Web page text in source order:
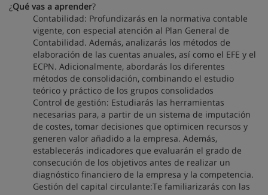
¿Qué vas a aprender?
Contabilidad: Profundizarás en la normativa contable
vigente, con especial atención al Plan General de
Contabilidad. Además, analizarás los métodos de
elaboración de las cuentas anuales, así como el EFE y el
ECPN. Adicionalmente, abordarás los diferentes
métodos de consolidación, combinando el estudio
teórico y práctico de los grupos consolidados
Control de gestión: Estudiarás las herramientas
necesarias para, a partir de un sistema de imputación
de costes, tomar decisiones que optimicen recursos y
generen valor añadido a la empresa. Además,
establecerás indicadores que evaluarán el grado de
consecución de los objetivos antes de realizar un
diagnóstico financiero de la empresa y la competencia.
Gestión del capital circulante:Te familiarizarás con las